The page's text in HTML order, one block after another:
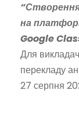
на
Google
Для
перекладу
27 серпня